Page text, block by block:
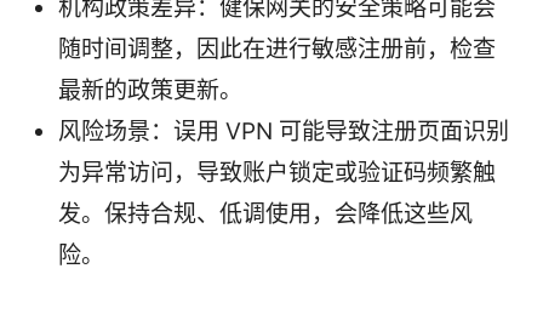
机构政策差异：健保网关的安全策略可能会
随时间调整，因此在进行敏感注册前，检查
最新的政策更新。
风险场景：误用 VPN 可能导致注册页面识别
为异常访问，导致账户锁定或验证码频繁触
发。保持合规、低调使用，会降低这些风
险。